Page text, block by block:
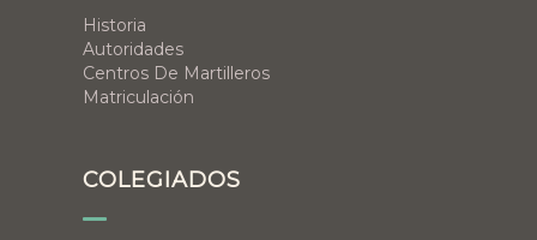
Historia
Autoridades
Centros De Martilleros
Matriculación
COLEGIADOS